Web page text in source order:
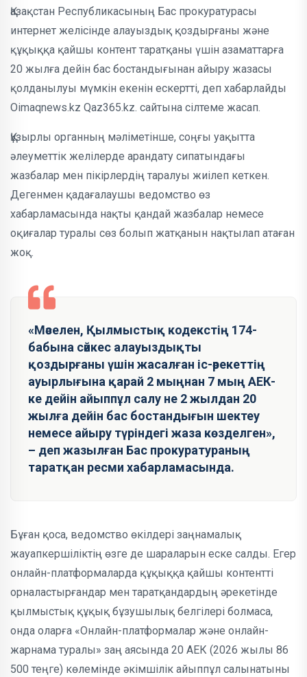
Қазақстан Республикасының Бас прокуратурасы
интернет желісінде алауыздық қоздырғаны және
құқыққа қайшы контент таратқаны үшін азаматтарға
20 жылға дейін бас бостандығынан айыру жазасы
қолданылуы мүмкін екенін ескертті, деп хабарлайды
Oimaqnews.kz Qaz365.kz. сайтына сілтеме жасап.
Құзырлы органның мәліметінше, соңғы уақытта
әлеуметтік желілерде арандату сипатындағы
жазбалар мен пікірлердің таралуы жиілеп кеткен.
Дегенмен қадағалаушы ведомство өз
хабарламасында нақты қандай жазбалар немесе
оқиғалар туралы сөз болып жатқанын нақтылап атаған
жоқ.
«Мәселен, Қылмыстық кодекстің 174-
бабына сәйкес алауыздықты
қоздырғаны үшін жасалған іс-әрекеттің
ауырлығына қарай 2 мыңнан 7 мың АЕК-
ке дейін айыппұл салу не 2 жылдан 20
жылға дейін бас бостандығын шектеу
немесе айыру түріндегі жаза көзделген»,
– деп жазылған Бас прокуратураның
таратқан ресми хабарламасында.
Бұған қоса, ведомство өкілдері заңнамалық
жауапкершіліктің өзге де шараларын еске салды. Егер
онлайн-платформаларда құқыққа қайшы контентті
орналастырғандар мен таратқандардың әрекетінде
қылмыстық құқық бұзушылық белгілері болмаса,
онда оларға «Онлайн-платформалар және онлайн-
жарнама туралы» заң аясында 20 АЕК (2026 жылы 86
500 теңге) көлемінде әкімшілік айыппұл салынатыны